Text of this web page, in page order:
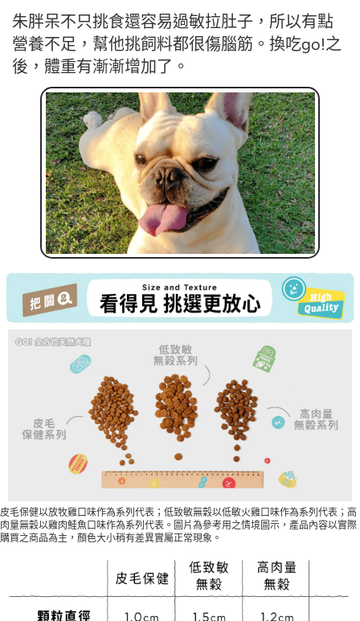
朱胖呆不只挑食還容易過敏拉肚子，所以有點
營養不足，幫他挑飼料都很傷腦筋。換吃go!之
後，體重有漸漸增加了。
皮毛保健以放牧雞口味作為系列代表；低致敏無穀以低敏火雞口味作為系列代表；高
肉量無穀以雞肉鮭魚口味作為系列代表。圖片為參考用之情境圖示，產品內容以實際
購買之商品為主，顏色大小稍有差異實屬正常現象。